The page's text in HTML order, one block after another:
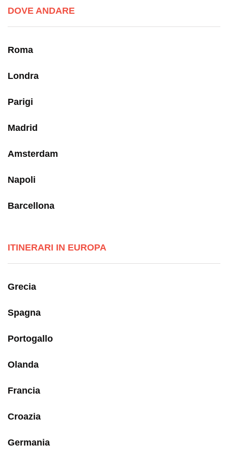
DOVE ANDARE
Roma
Londra
Parigi
Madrid
Amsterdam
Napoli
Barcellona
ITINERARI IN EUROPA
Grecia
Spagna
Portogallo
Olanda
Francia
Croazia
Germania